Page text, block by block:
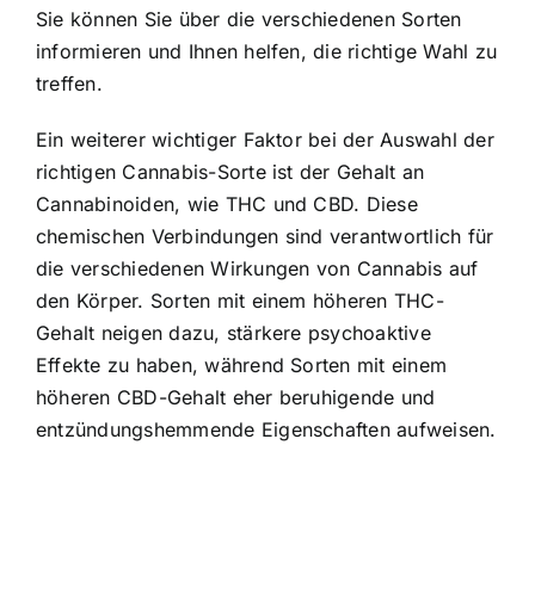
Sie können Sie über die verschiedenen Sorten
informieren und Ihnen helfen, die richtige Wahl zu
treffen.
Ein weiterer wichtiger Faktor bei der Auswahl der
richtigen Cannabis-Sorte ist der Gehalt an
Cannabinoiden, wie THC und CBD. Diese
chemischen Verbindungen sind verantwortlich für
die verschiedenen Wirkungen von Cannabis auf
den Körper. Sorten mit einem höheren THC-
Gehalt neigen dazu, stärkere psychoaktive
Effekte zu haben, während Sorten mit einem
höheren CBD-Gehalt eher beruhigende und
entzündungshemmende Eigenschaften aufweisen.